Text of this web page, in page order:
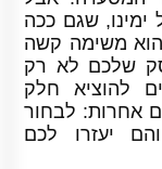
ימינו, שגם ככה
הוא משימה קשה
שלכם לא רק
להוציא חלק
אחרות: לבחור
יעזרו לכם